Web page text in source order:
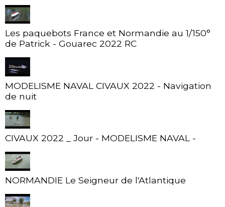
Les paquebots France et Normandie au 1/150°
de Patrick - Gouarec 2022 RC
MODELISME NAVAL CIVAUX 2022 - Navigation
de nuit
CIVAUX 2022 _ Jour - MODELISME NAVAL -
NORMANDIE Le Seigneur de l'Atlantique